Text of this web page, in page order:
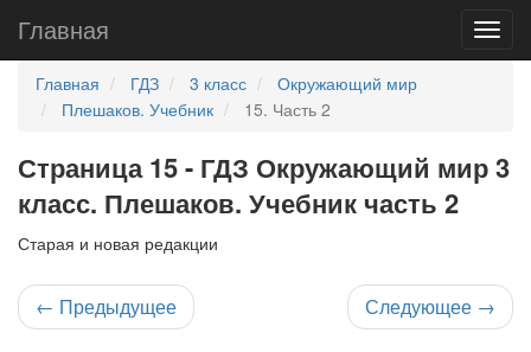
Главная
Главная ГДЗ 3 класс
Окружающий мир
Плешаков. Учебник
15. Часть 2
Страница 15 - ГДЗ Окружающий мир 3
класс. Плешаков. Учебник часть 2
Старая и новая редакции
← Предыдущее Следующее →